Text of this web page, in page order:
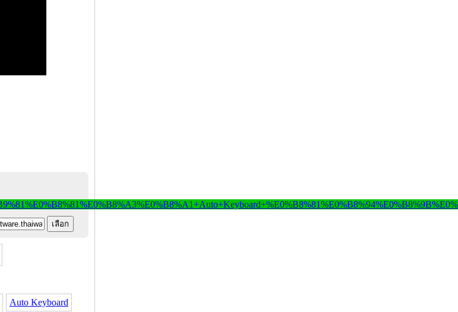
Auto Keyboard